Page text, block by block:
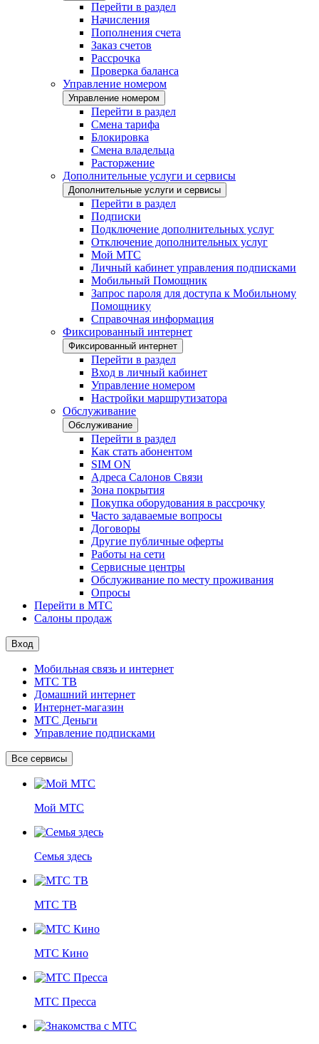
Перейти в раздел
Начисления
Пополнения счета
Заказ счетов
Рассрочка
Проверка баланса
Управление номером
Управление номером
Перейти в раздел
Смена тарифа
Блокировка
Смена владельца
Расторжение
Дополнительные услуги и сервисы
Дополнительные услуги и сервисы
Перейти в раздел
Подписки
Подключение дополнительных услуг
Отключение дополнительных услуг
Мой МТС
Личный кабинет управления подписками
Мобильный Помощник
Запрос пароля для доступа к Мобильному
Помощнику
Справочная информация
Фиксированный интернет
Фиксированный интернет
Перейти в раздел
Вход в личный кабинет
Управление номером
Настройки маршрутизатора
Обслуживание
Обслуживание
Перейти в раздел
Как стать абонентом
SIM ON
Адреса Салонов Связи
Зона покрытия
Покупка оборудования в рассрочку
Часто задаваемые вопросы
Договоры
Другие публичные оферты
Работы на сети
Сервисные центры
Обслуживание по месту проживания
Опросы
Перейти в МТС
Салоны продаж
Вход
Мобильная связь и интернет
МТС ТВ
Домашний интернет
Интернет-магазин
МТС Деньги
Управление подписками
Все сервисы
Мой МТС
Семья здесь
МТС ТВ
МТС Кино
МТС Пресса